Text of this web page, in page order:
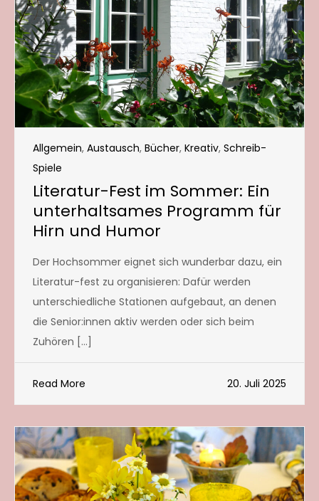
Allgemein, Austausch, Bücher, Kreativ, Schreib-
Spiele
Literatur-Fest im Sommer: Ein
unterhaltsames Programm für
Hirn und Humor
Der Hochsommer eignet sich wunderbar dazu, ein
Literatur-fest zu organisieren: Dafür werden
unterschiedliche Stationen aufgebaut, an denen
die Senior:innen aktiv werden oder sich beim
Zuhören […]
Read More 20. Juli 2025